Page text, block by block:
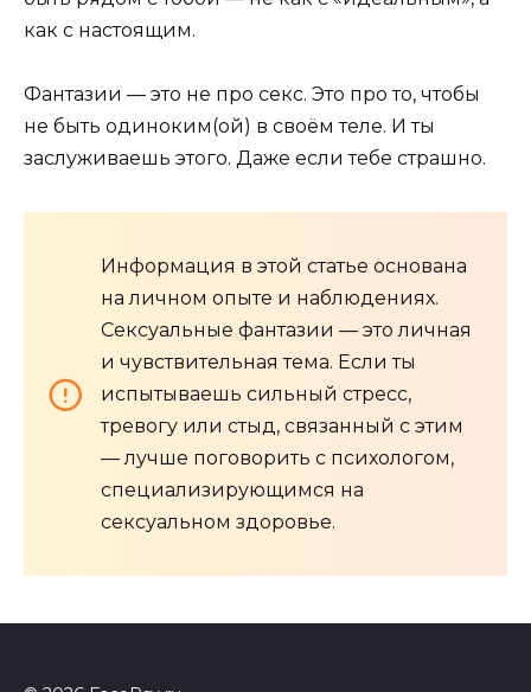
как с настоящим.
Фантазии — это не про секс. Это про то, чтобы
не быть одиноким(ой) в своём теле. И ты
заслуживаешь этого. Даже если тебе страшно.
Информация в этой статье основана
на личном опыте и наблюдениях.
Сексуальные фантазии — это личная
и чувствительная тема. Если ты
испытываешь сильный стресс,
тревогу или стыд, связанный с этим
— лучше поговорить с психологом,
специализирующимся на
сексуальном здоровье.